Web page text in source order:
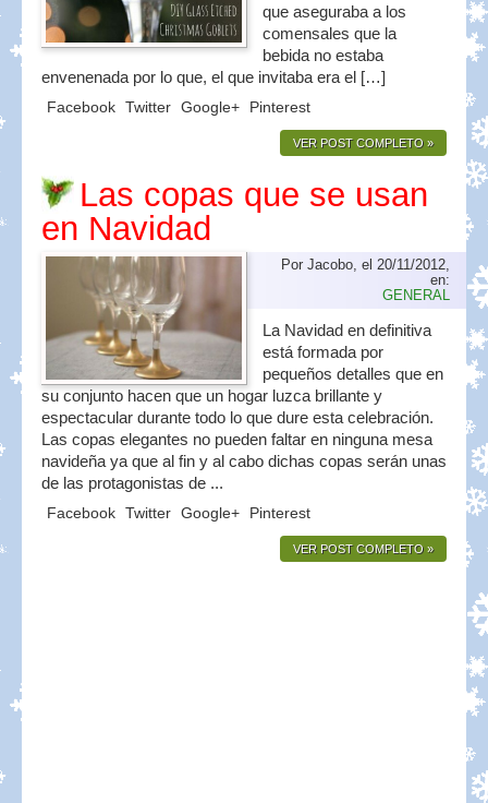
que aseguraba a los
comensales que la
bebida no estaba
envenenada por lo que, el que invitaba era el […]
Facebook Twitter Google+ Pinterest
VER POST COMPLETO »
Las copas que se usan
en Navidad
Por Jacobo, el 20/11/2012,
en:
GENERAL
La Navidad en definitiva
está formada por
pequeños detalles que en
su conjunto hacen que un hogar luzca brillante y
espectacular durante todo lo que dure esta celebración.
Las copas elegantes no pueden faltar en ninguna mesa
navideña ya que al fin y al cabo dichas copas serán unas
de las protagonistas de ...
Facebook Twitter Google+ Pinterest
VER POST COMPLETO »